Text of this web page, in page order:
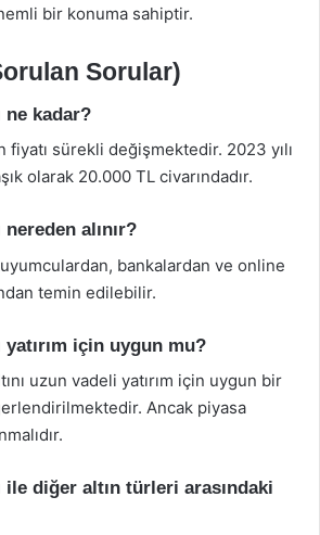
bir konuma sahiptir.
Sorular)
ne kadar?
fiyatı sürekli değişmektedir. 2023 yılı
olarak 20.000 TL civarındadır.
alınır?
bankalardan ve online
temin edilebilir.
yatırım için uygun mu?
uzun vadeli yatırım için uygun bir
Ancak piyasa
ile diğer altın türleri arasındaki